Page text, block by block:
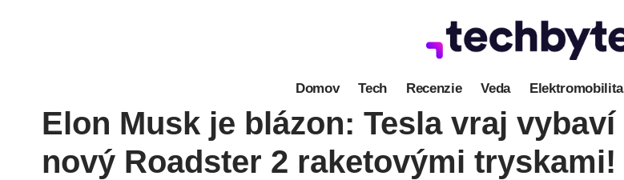
Domov Tech Recenzie Veda Elektromobilita
Elon Musk je blázon: Tesla vraj vybaví
nový Roadster 2 raketovými tryskami!